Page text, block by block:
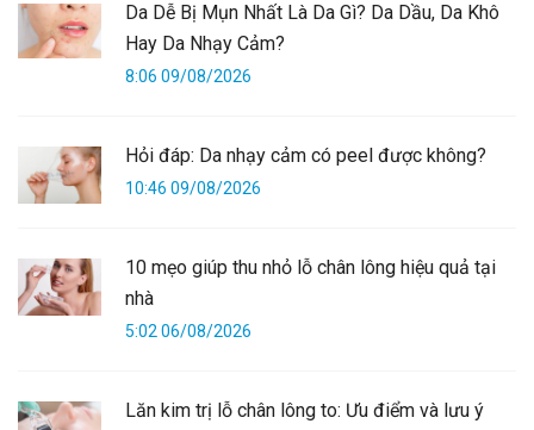
Da Dễ Bị Mụn Nhất Là Da Gì? Da Dầu, Da Khô
Hay Da Nhạy Cảm?
8:06 09/08/2026
Hỏi đáp: Da nhạy cảm có peel được không?
10:46 09/08/2026
10 mẹo giúp thu nhỏ lỗ chân lông hiệu quả tại
nhà
5:02 06/08/2026
Lăn kim trị lỗ chân lông to: Ưu điểm và lưu ý